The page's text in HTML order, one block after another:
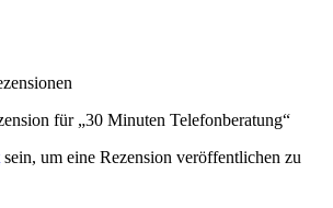
für „30 Minuten Telefonberatung“
sein, um eine Rezension veröffentlichen zu